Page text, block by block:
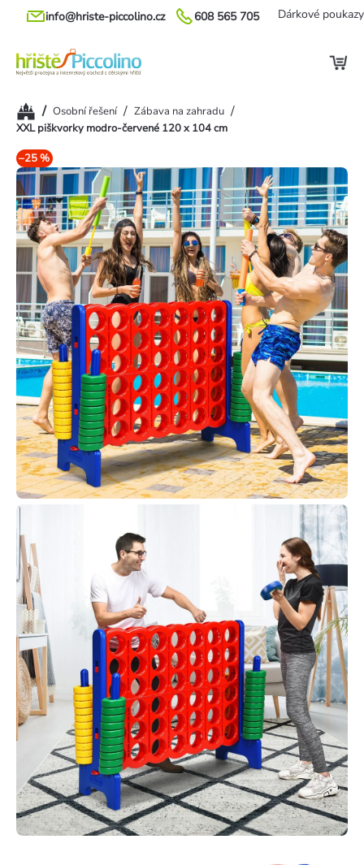
Přejít
608 565 705
info@hriste-piccolino.cz Dárkové poukazy
Domů/ Osobní řešení / Zábava na zahradu /
XXL piškvorky modro-červené 120 x 104 cm
–25 %